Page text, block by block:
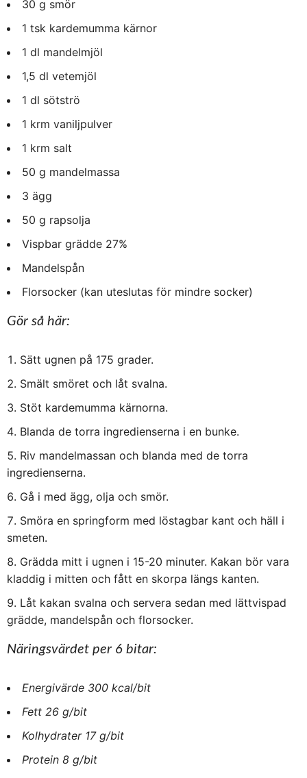
30 g smör
1 tsk kardemumma kärnor
1 dl mandelmjöl
1,5 dl vetemjöl
1 dl sötströ
1 krm vaniljpulver
1 krm salt
50 g mandelmassa
3 ägg
50 g rapsolja
Vispbar grädde 27%
Mandelspån
Florsocker (kan uteslutas för mindre socker)
Gör så här:
Sätt ugnen på 175 grader.
Smält smöret och låt svalna.
Stöt kardemumma kärnorna.
Blanda de torra ingredienserna i en bunke.
Riv mandelmassan och blanda med de torra
ingredienserna.
Gå i med ägg, olja och smör.
Smöra en springform med löstagbar kant och häll i
smeten.
Grädda mitt i ugnen i 15-20 minuter. Kakan bör vara
kladdig i mitten och fått en skorpa längs kanten.
Låt kakan svalna och servera sedan med lättvispad
grädde, mandelspån och florsocker.
Näringsvärdet per 6 bitar:
Energivärde 300 kcal/bit
Fett 26 g/bit
Kolhydrater 17 g/bit
Protein 8 g/bit